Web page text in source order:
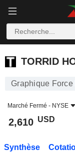
TORRID
TORRID
Graphique
Marché Fermé - NYSE
2,610 USD
Synthèse